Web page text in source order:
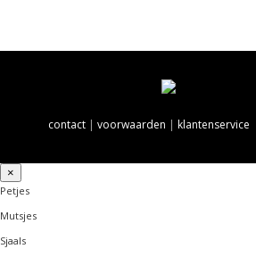
contact| voorwaarden | klantenservice
×
Petjes
Mutsjes
Sjaals